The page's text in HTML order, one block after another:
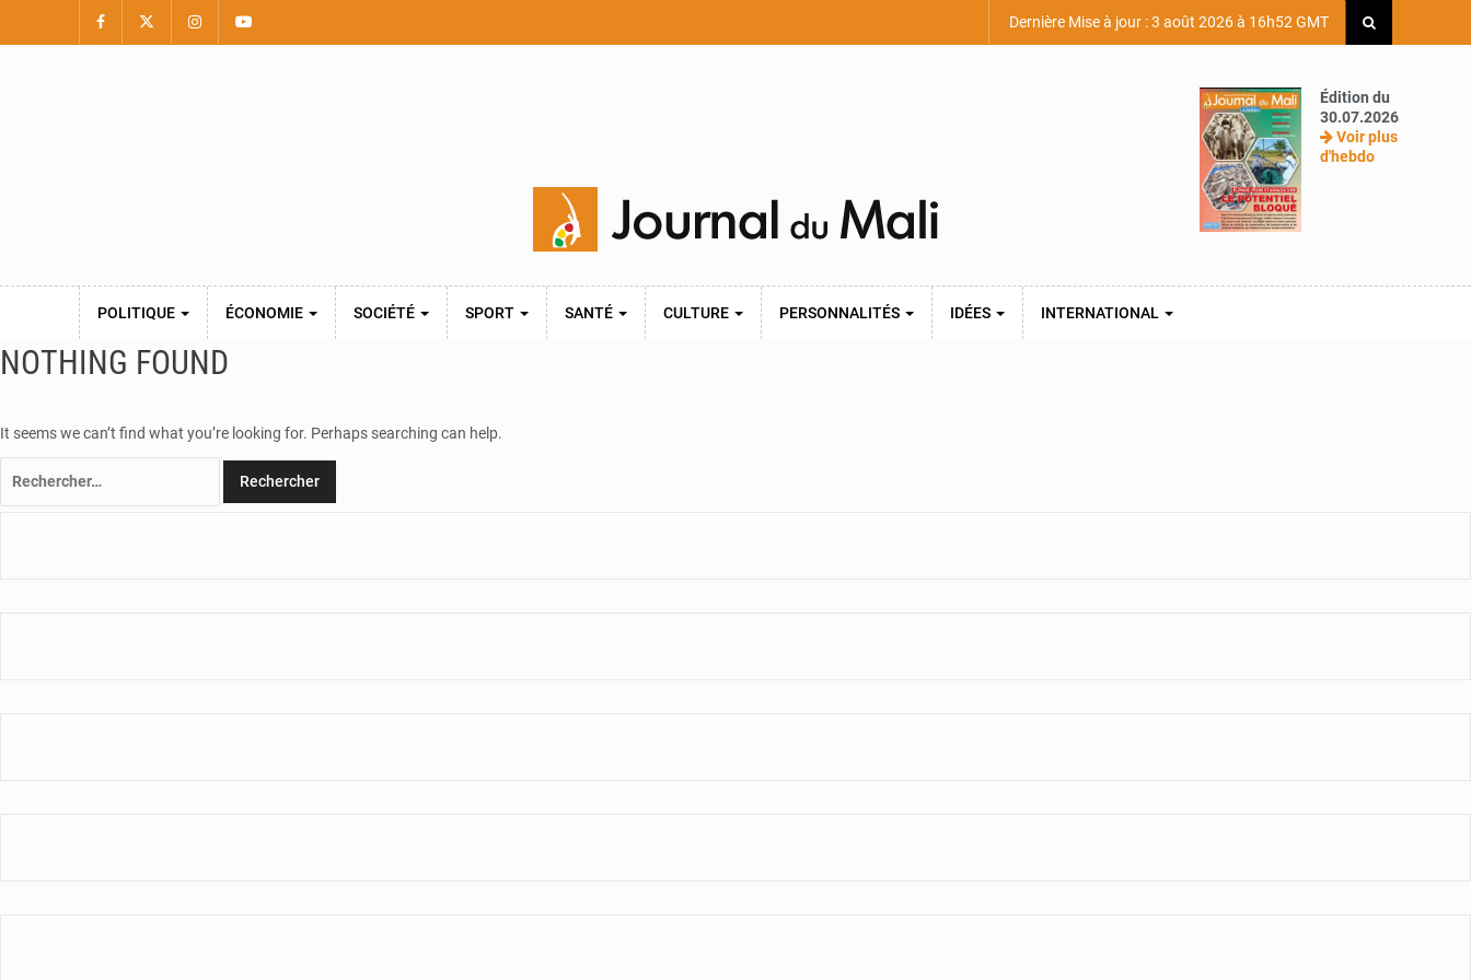
Dernière Mise à jour : 3 août 2026 à 16h52 GMT
Édition du
30.07.2026
Voir plus
d'hebdo
POLITIQUE ÉCONOMIE SOCIÉTÉ SPORT SANTÉ CULTURE PERSONNALITÉS IDÉES INTERNATIONAL
NOTHING FOUND
It seems we can’t find what you’re looking for. Perhaps searching can help.